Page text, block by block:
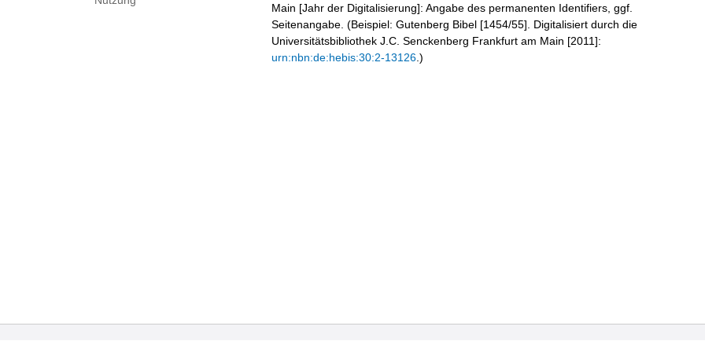
Main [Jahr der Digitalisierung]: Angabe des permanenten Identifiers, ggf.
Seitenangabe. (Beispiel: Gutenberg Bibel [1454/55]. Digitalisiert durch die
Universitätsbibliothek J.C. Senckenberg Frankfurt am Main [2011]:
urn:nbn:de:hebis:30:2-13126 .)